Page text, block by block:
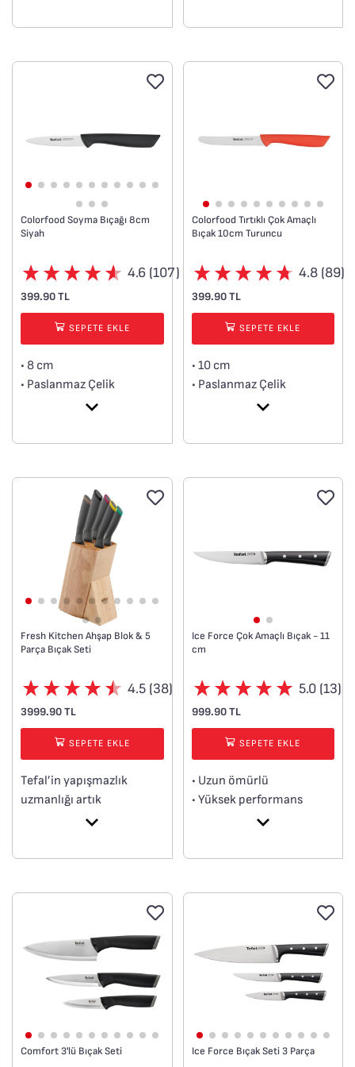
bir keskinleştirme
Her zaman hazır
bir pişirme deneyimi
Colorfood Soyma Bıçağı 8cm
Siyah
4.6 (107)
399.90 TL
SEPETE EKLE
• 8 cm
• Paslanmaz Çelik
• Rahat kullanım için
• Colorfood koleksiyonu
Colorfood Tırtıklı Çok Amaçlı
Bıçak 10cm Turuncu
4.8 (89)
399.90 TL
SEPETE EKLE
• 10 cm
• Paslanmaz Çelik
• Rahat kullanım için
• Colorfood koleksiyonu
Fresh Kitchen Ahşap Blok & 5
Parça Bıçak Seti
4.5 (38)
3999.90 TL
SEPETE EKLE
Tefal’in yapışmazlık
uzmanlığı artık
bıçaklarda! Tefal,
Kitchen Bıçak Seti ile
uzmanlığını bıçaklara
taşıyor! Bu pratik mutfak
bıçakları, yapışmaz
kaplamalı bıçakları
sayesinde yapışkan
malzemeleri zahmetsizce
keserken temizlik işlemini
de oldukça kolaylaştırır.
Beş parçalık bu çok yönlü
Ice Force Çok Amaçlı Bıçak - 11
cm
5.0 (13)
999.90 TL
SEPETE EKLE
• Uzun ömürlü
• Yüksek performans
• Küçük parçaların kesimi
Comfort 3'lü Bıçak Seti Ice Force Bıçak Seti 3 Parça